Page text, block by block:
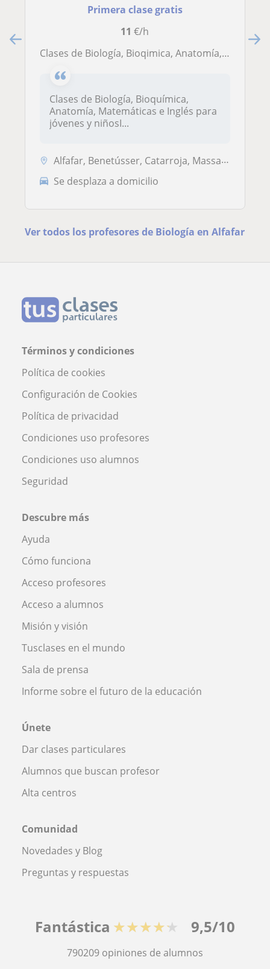
Primera clase gratis
11 €/h
Clases de Biología, Bioqimica, Anatomía, Matemáticas, Inglés para jóvenes y niños
Clases de Biología, Bioquímica,
Anatomía, Matemáticas e Inglés para
jóvenes y niñosI...
Alfafar, Benetússer, Catarroja, Massanassa, Paiporta, Sedaví
Se desplaza a domicilio
Ver todos los profesores de Biología en Alfafar
Términos y condiciones
Política de cookies
Configuración de Cookies
Política de privacidad
Condiciones uso profesores
Condiciones uso alumnos
Seguridad
Descubre más
Ayuda
Cómo funciona
Acceso profesores
Acceso a alumnos
Misión y visión
Tusclases en el mundo
Sala de prensa
Informe sobre el futuro de la educación
Únete
Dar clases particulares
Alumnos que buscan profesor
Alta centros
Comunidad
Novedades y Blog
Preguntas y respuestas
Fantástica ★★★★★ 9,5/10
790209 opiniones de alumnos